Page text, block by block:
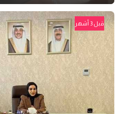
قبل 3 أشهر